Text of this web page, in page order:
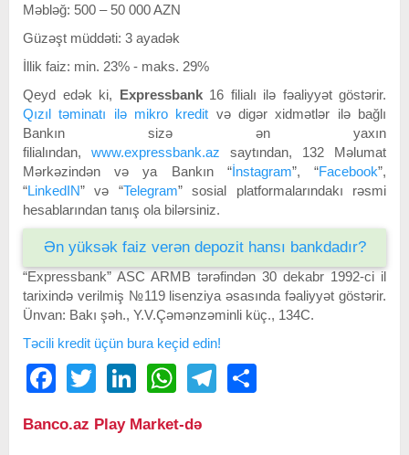
Məbləğ: 500 – 50 000 AZN
Güzəşt müddəti: 3 ayadək
İllik faiz: min. 23% - maks. 29%
Qeyd edək ki, Expressbank 16 filialı ilə fəaliyyət göstərir.
Qızıl təminatı ilə mikro kredit və digər xidmətlər ilə bağlı
Bankın sizə ən yaxın
filialından, www.expressbank.az saytından, 132 Məlumat
Mərkəzindən və ya Bankın “İnstagram”, “Facebook”,
“LinkedIN” və “Telegram” sosial platformalarındakı rəsmi
hesablarından tanış ola bilərsiniz.
Ən yüksək faiz verən depozit hansı bankdadır?
“Expressbank” ASC ARMB tərəfindən 30 dekabr 1992-ci il
tarixində verilmiş №119 lisenziya əsasında fəaliyyət göstərir.
Ünvan: Bakı şəh., Y.V.Çəmənzəminli küç., 134C.
Təcili kredit üçün bura keçid edin!
FacebookTwitter LinkedIn WhatsAppTelegram
Banco.az Play Market-də